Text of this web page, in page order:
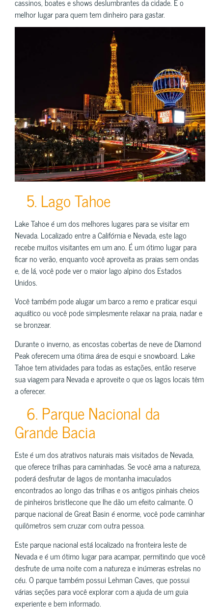
melhor lugar para quem tem dinheiro para gastar.
5. Lago Tahoe
Lake Tahoe é um dos melhores lugares para se visitar em
Nevada. Localizado entre a Califórnia e Nevada, este lago
recebe muitos visitantes em um ano. É um ótimo lugar para
ficar no verão, enquanto você aproveita as praias sem ondas
e, de lá, você pode ver o maior lago alpino dos Estados
Unidos.
Você também pode alugar um barco a remo e praticar esqui
aquático ou você pode simplesmente relaxar na praia, nadar e
se bronzear.
Durante o inverno, as encostas cobertas de neve de Diamond
Peak oferecem uma ótima área de esqui e snowboard. Lake
Tahoe tem atividades para todas as estações, então reserve
sua viagem para Nevada e aproveite o que os lagos locais têm
a oferecer.
6. Parque Nacional da
Grande Bacia
Este é um dos atrativos naturais mais visitados de Nevada,
que oferece trilhas para caminhadas. Se você ama a natureza,
poderá desfrutar de lagos de montanha imaculados
encontrados ao longo das trilhas e os antigos pinhais cheios
de pinheiros bristlecone que lhe dão um efeito calmante. O
parque nacional de Great Basin é enorme, você pode caminhar
quilômetros sem cruzar com outra pessoa.
Este parque nacional está localizado na fronteira leste de
Nevada e é um ótimo lugar para acampar, permitindo que você
desfrute de uma noite com a natureza e inúmeras estrelas no
céu. O parque também possui Lehman Caves, que possui
várias seções para você explorar com a ajuda de um guia
experiente e bem informado.